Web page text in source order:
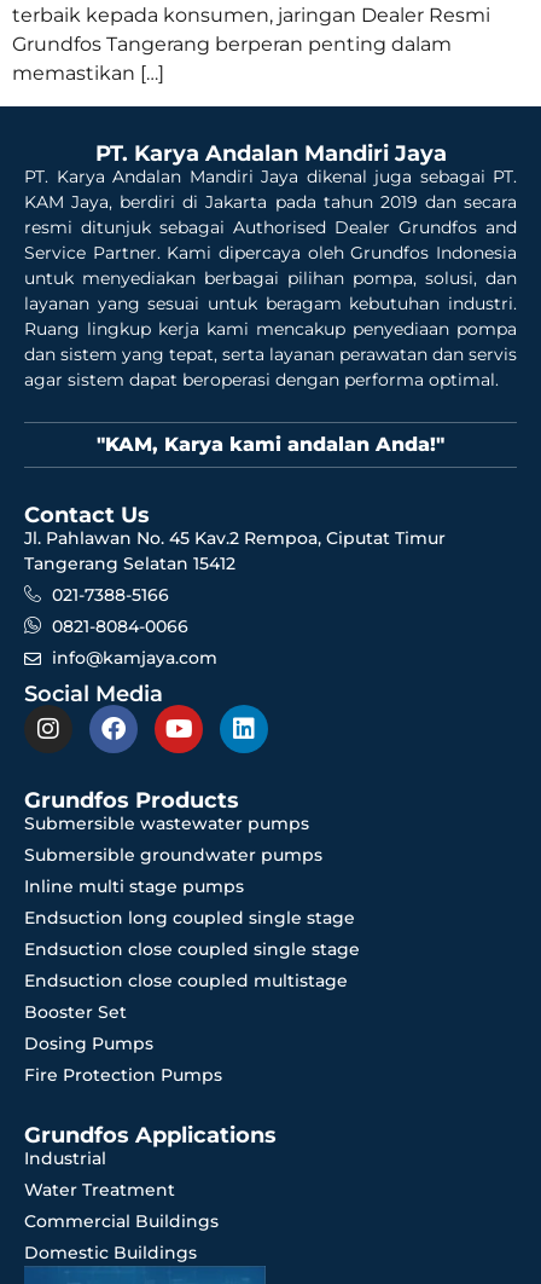
terbaik kepada konsumen, jaringan Dealer Resmi
Grundfos Tangerang berperan penting dalam
memastikan […]
PT. Karya Andalan Mandiri Jaya
PT. Karya Andalan Mandiri Jaya dikenal juga sebagai PT.
KAM Jaya, berdiri di Jakarta pada tahun 2019 dan secara
resmi ditunjuk sebagai Authorised Dealer Grundfos and
Service Partner. Kami dipercaya oleh Grundfos Indonesia
untuk menyediakan berbagai pilihan pompa, solusi, dan
layanan yang sesuai untuk beragam kebutuhan industri.
Ruang lingkup kerja kami mencakup penyediaan pompa
dan sistem yang tepat, serta layanan perawatan dan servis
agar sistem dapat beroperasi dengan performa optimal.
"KAM, Karya kami andalan Anda!"
Contact Us
Jl. Pahlawan No. 45 Kav.2 Rempoa, Ciputat Timur
Tangerang Selatan 15412
021-7388-5166
0821-8084-0066
info@kamjaya.com
Social Media
Grundfos Products
Submersible wastewater pumps
Submersible groundwater pumps
Inline multi stage pumps
Endsuction long coupled single stage
Endsuction close coupled single stage
Endsuction close coupled multistage
Booster Set
Dosing Pumps
Fire Protection Pumps
Grundfos Applications
Industrial
Water Treatment
Commercial Buildings
Domestic Buildings